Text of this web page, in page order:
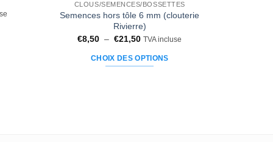
d’envies
à la liste
d’envies
CLOUS/SEMENCES/BOSSETTES
Semences hors tôle 6 mm (clouterie
Rivierre)
€8,50 – €21,50Plage
prix :
€8,50
TVA incluse
CHOIX DES OPTIONS